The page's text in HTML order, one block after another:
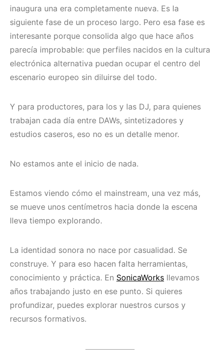
inaugura una era completamente nueva. Es la
siguiente fase de un proceso largo. Pero esa fase es
interesante porque consolida algo que hace años
parecía improbable: que perfiles nacidos en la cultura
electrónica alternativa puedan ocupar el centro del
escenario europeo sin diluirse del todo.
Y para productores, para los y las DJ, para quienes
trabajan cada día entre DAWs, sintetizadores y
estudios caseros, eso no es un detalle menor.
No estamos ante el inicio de nada.
Estamos viendo cómo el mainstream, una vez más,
se mueve unos centímetros hacia donde la escena
lleva tiempo explorando.
La identidad sonora no nace por casualidad. Se
construye. Y para eso hacen falta herramientas,
conocimiento y práctica. En SonicaWorks llevamos
años trabajando justo en ese punto. Si quieres
profundizar, puedes explorar nuestros cursos y
recursos formativos.